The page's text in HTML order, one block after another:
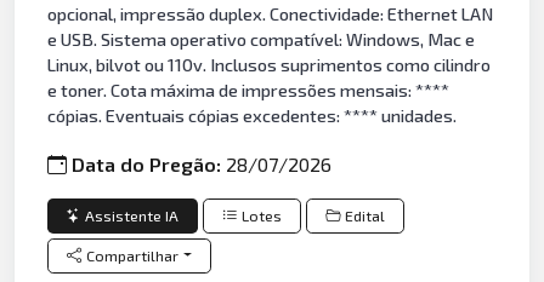
opcional, impressão duplex. Conectividade: Ethernet LAN
e USB. Sistema operativo compatível: Windows, Mac e
Linux, bilvot ou 110v. Inclusos suprimentos como cilindro
e toner. Cota máxima de impressões mensais: ****
cópias. Eventuais cópias excedentes: **** unidades.
Data do Pregão: 28/07/2026
Assistente IA Lotes Edital
Compartilhar